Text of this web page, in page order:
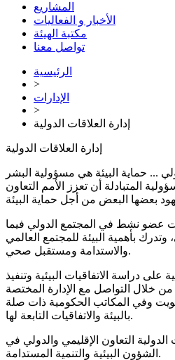
المشاريع
الأخبار و الفعاليات
مكتبة الهيئة
تواصل معنا
الرئيسية
>
الإدارات
>
إدارة العلاقات الدولية
إدارة العلاقات الدولية
... حماية البيئة هي مسؤولية البشر
المتبادلة أن تعزز الأمم التعاون
عضو نشط في المجتمع الدولي فيما
وتدرك بأهمية البيئة للمجتمع العالمي
والاستدامة ومستقبل صحي.
على دراسة الاتفاقيات البيئية وتنفيذ
من خلال التواصل مع الإدارة المختصة
وفي المكاتب الحكومية ذات صلة
بالبيئة والاتفاقيات التابعة لها.
الدولية التعاون الإقليمي والدولي في
الشؤون البيئية والتنمية المستدامة.